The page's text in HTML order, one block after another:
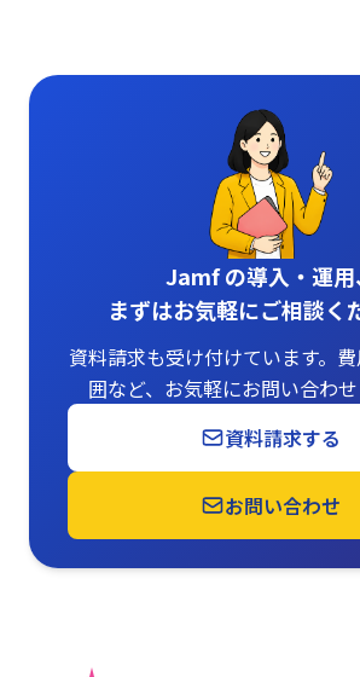
Jamf の導入・運用
まずはお気軽にご相談く
資料請求も受け付けています。
囲など、お気軽にお問い合わせ
資料請求する
お問い合わせ